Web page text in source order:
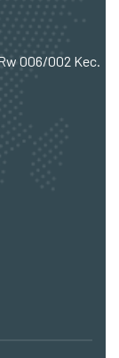
006/002 Kec.